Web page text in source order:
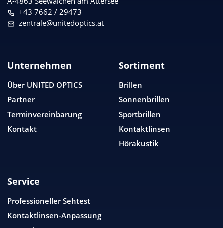
+43 7662 / 29473
zentrale@unitedoptics.at
Unternehmen
Über UNITED OPTICS
Partner
Terminvereinbarung
Kontakt
Sortiment
Brillen
Sonnenbrillen
Sportbrillen
Kontaktlinsen
Hörakustik
Service
Professioneller Sehtest
Kontaktlinsen-Anpassung